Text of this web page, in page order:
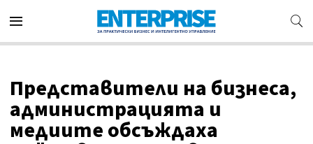
Представители на бизнеса,
администрацията и
медиите обсъждаха